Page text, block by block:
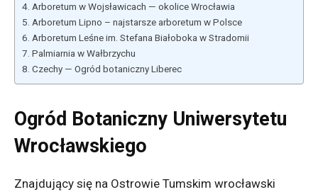
Arboretum w Wojsławicach — okolice Wrocławia
Arboretum Lipno – najstarsze arboretum w Polsce
Arboretum Leśne im. Stefana Białoboka w Stradomii
Palmiarnia w Wałbrzychu
Czechy — Ogród botaniczny Liberec
Ogród Botaniczny Uniwersytetu
Wrocławskiego
Znajdujący się na Ostrowie Tumskim wrocławski